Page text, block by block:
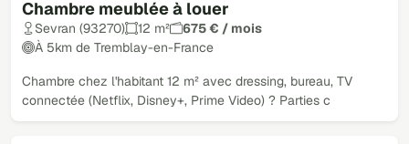
Chambre meublée à louer
Sevran (93270) 12 m²
675 € / mois
À 5km de Tremblay-en-France
Chambre chez l'habitant 12 m² avec dressing, bureau, TV
connectée (Netflix, Disney+, Prime Video) ? Parties c